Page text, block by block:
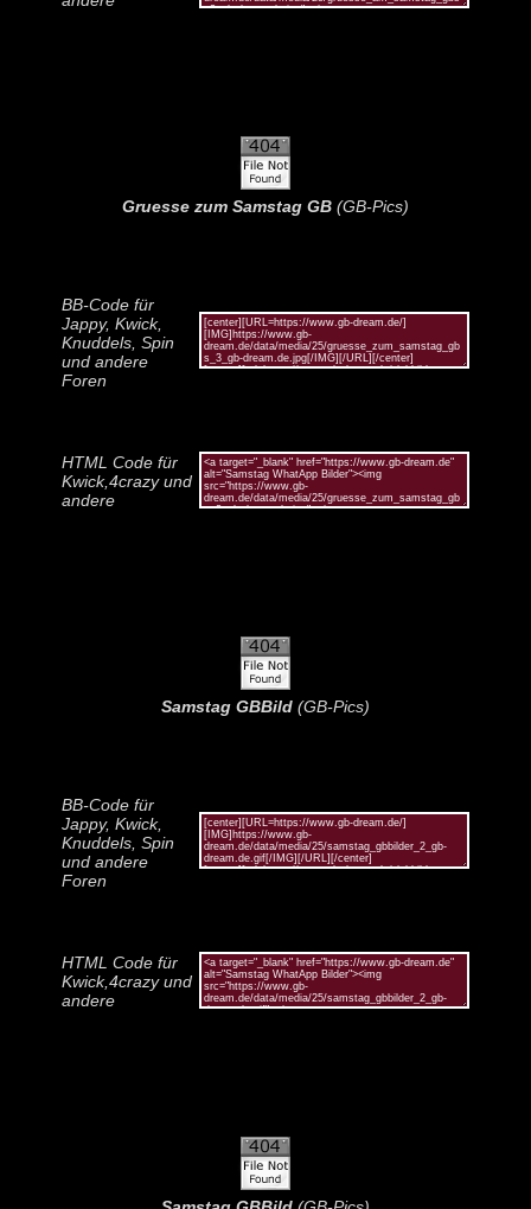
Gruesse zum Samstag GB (GB-Pics)
BB-Code für
Jappy, Kwick,
Knuddels, Spin
und andere
Foren
HTML Code für
Kwick,4crazy und
andere
Samstag GBBild (GB-Pics)
BB-Code für
Jappy, Kwick,
Knuddels, Spin
und andere
Foren
HTML Code für
Kwick,4crazy und
andere